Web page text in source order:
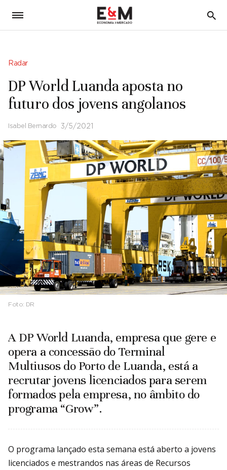
5
Radar
DP World Luanda aposta no
futuro dos jovens angolanos
Isabel Bernardo 3/5/2021
Foto: DR
A DP World Luanda, empresa que gere e
opera a concessão do Terminal
Multiusos do Porto de Luanda, está a
recrutar jovens licenciados para serem
formados pela empresa, no âmbito do
programa “Grow”.
O programa lançado esta semana está aberto a jovens
licenciados e mestrandos nas áreas de Recursos